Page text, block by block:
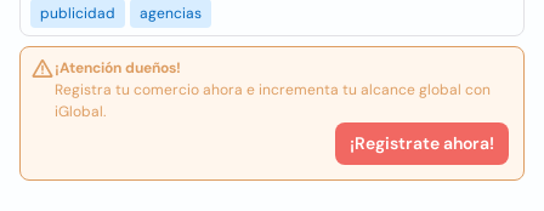
publicidad
agencias
¡Atención dueños!
Registra tu comercio ahora e incrementa tu alcance global con
iGlobal.
¡Registrate ahora!